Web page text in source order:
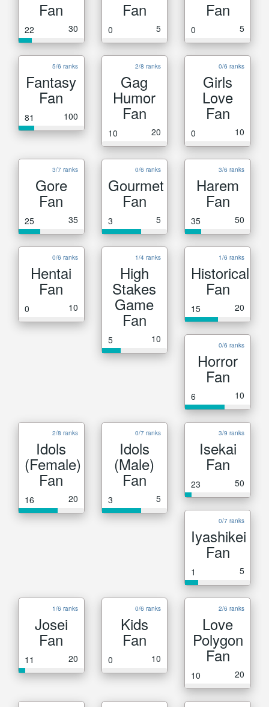
Fan
22 30
Fan
0 5
Fan
0 5
5/6 ranks
Fantasy
Fan
81 100
2/8 ranks
Gag
Humor
Fan
10 20
0/6 ranks
Girls
Love
Fan
0 10
3/7 ranks
Gore
Fan
25 35
0/6 ranks
Gourmet
Fan
3 5
3/6 ranks
Harem
Fan
35 50
0/6 ranks
Hentai
Fan
0 10
1/4 ranks
High
Stakes
Game
Fan
5 10
1/6 ranks
Historical
Fan
15 20
0/6 ranks
Horror
Fan
6 10
2/8 ranks
Idols
(Female)
Fan
16 20
0/7 ranks
Idols
(Male)
Fan
3 5
3/9 ranks
Isekai
Fan
23 50
0/7 ranks
Iyashikei
Fan
1 5
1/6 ranks
Josei
Fan
11 20
0/6 ranks
Kids
Fan
0 10
2/6 ranks
Love
Polygon
Fan
10 20